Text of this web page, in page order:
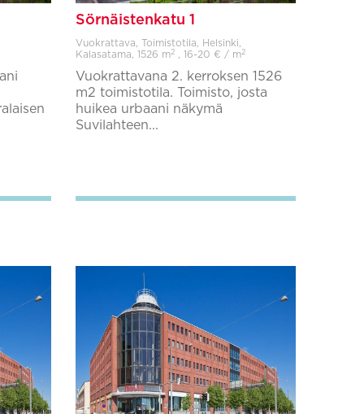
Sörnäistenkatu 1
Vuokrattava, Toimistotila, Helsinki,
Kalasatama,
1526 m2, 16-20 € / m2
Vuokrattavana 2. kerroksen 1526
m2 toimistotila. Toimisto, josta
huikea urbaani näkymä
Suvilahteen...